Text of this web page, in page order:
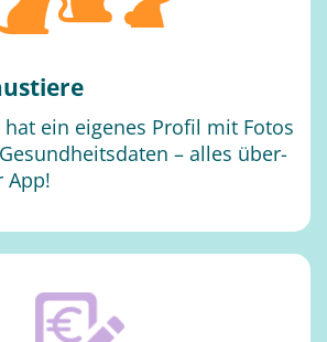
hat ein ei­ge­nes Pro­fil mit Fo­tos
– al­les über­
App!